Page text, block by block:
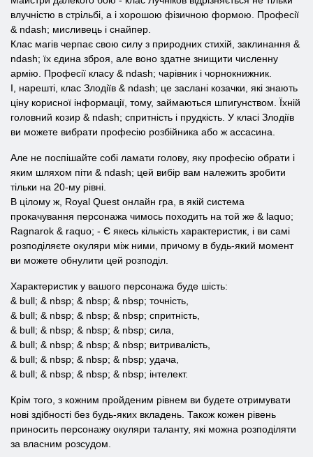
влучністю в стрільбі, а і хорошою фізичною формою. Професії
& ndash; мисливець і снайпер.
Клас магів черпає свою силу з природних стихій, заклинання &
ndash; їх єдина зброя, але воно здатне знищити численну
армію. Професії класу & ndash; чарівник і чорнокнижник.
І, нарешті, клас Злодіїв & ndash; це заслані козачки, які знають
ціну корисної інформації, тому, займаються шпигунством. Їхній
головний козир & ndash; спритність і прудкість. У класі Злодіїв
ви можете вибрати професію розбійника або ж ассасина.
Але не поспішайте собі ламати голову, яку професію обрати і
яким шляхом піти & ndash; цей вибір вам належить зробити
тільки на 20-му рівні.
В цілому ж, Royal Quest онлайн гра, в якій система
прокачування персонажа чимось походить на той же & laquo;
Ragnarok & raquo; - Є якесь кількість характеристик, і ви самі
розподіляєте окуляри між ними, причому в будь-який момент
ви можете обнулити цей розподіл.
Характеристик у вашого персонажа буде шість:
& bull; & nbsp; & nbsp; & nbsp; точність,
& bull; & nbsp; & nbsp; & nbsp; спритність,
& bull; & nbsp; & nbsp; & nbsp; сила,
& bull; & nbsp; & nbsp; & nbsp; витривалість,
& bull; & nbsp; & nbsp; & nbsp; удача,
& bull; & nbsp; & nbsp; & nbsp; інтелект.
Крім того, з кожним пройденим рівнем ви будете отримувати
нові здібності без будь-яких вкладень. Також кожен рівень
приносить персонажу окуляри таланту, які можна розподіляти
за власним розсудом.